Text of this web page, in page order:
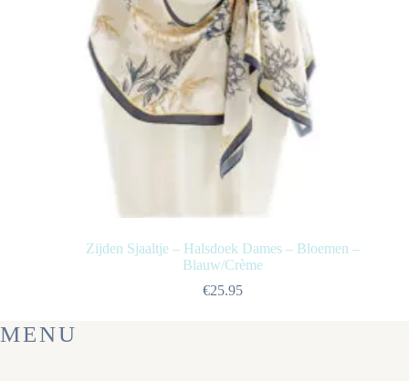
Zijden Sjaaltje – Halsdoek Dames – Bloemen –
Blauw/Crème
€25.95
MENU